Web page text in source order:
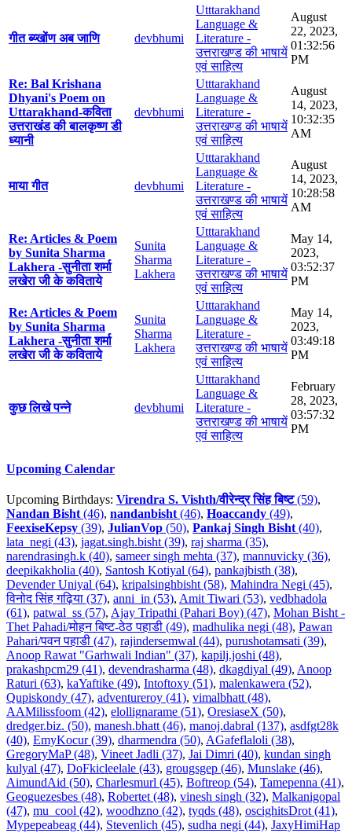
गीत ब्य्खोंण अब जाणि devbhumi
Utttarakhand
Language &
Literature -
उत्तराखण्ड की भाषायें
एवं साहित्य
August
22, 2023,
01:32:56
PM
Re: Bal Krishana
Dhyani's Poem on
Uttarakhand-कविता
उत्तराखंड की बालकृष्ण डी
ध्यानी
devbhumi
Utttarakhand
Language &
Literature -
उत्तराखण्ड की भाषायें
एवं साहित्य
August
14, 2023,
10:32:35
AM
माया गीत devbhumi
Utttarakhand
Language &
Literature -
उत्तराखण्ड की भाषायें
एवं साहित्य
August
14, 2023,
10:28:58
AM
Re: Articles & Poem
by Sunita Sharma
Lakhera -सुनीता शर्मा
लखेरा जी के कविताये
Sunita
Sharma
Lakhera
Utttarakhand
Language &
Literature -
उत्तराखण्ड की भाषायें
एवं साहित्य
May 14,
2023,
03:52:37
PM
Re: Articles & Poem
by Sunita Sharma
Lakhera -सुनीता शर्मा
लखेरा जी के कविताये
Sunita
Sharma
Lakhera
Utttarakhand
Language &
Literature -
उत्तराखण्ड की भाषायें
एवं साहित्य
May 14,
2023,
03:49:18
PM
कुछ लिखे पन्ने devbhumi
Utttarakhand
Language &
Literature -
उत्तराखण्ड की भाषायें
एवं साहित्य
February
28, 2023,
03:57:32
PM
Upcoming Calendar
Upcoming Birthdays: Virendra S. Vishth/वीरेन्द्र सिंह बिष्ट(59),
Nandan Bisht(46), nandanbisht(46), Hoaccandy (49),
FeexiseKepsy (39), JulianVop (50), Pankaj Singh Bisht(40),
lata_negi (43), jagat.singh.bisht (39), raj sharma (35),
narendrasingh.k (40), sameer singh mehta (37), mannuvicky (36),
deepikakholia (40), Santosh Kotiyal (64), pankajbisth (38),
Devender Uniyal (64), kripalsinghbisht (58), Mahindra Negi (45),
विनोद सिंह गढ़िया (37), anni_in (53), Amit Tiwari (53), vedbhadola
(61), patwal_ss (57), Ajay Tripathi (Pahari Boy) (47), Mohan Bisht -
Thet Pahadi/मोहन बिष्ट-ठेठ पहाडी (49), madhulika negi (48), Pawan
Pahari/पवन पहाडी (47), rajindersemwal (44), purushotamsati (39),
Anoop Rawat "Garhwali Indian" (37), kapilj.joshi (48),
prakashpcm29 (41), devendrasharma (48), dkagdiyal (49), Anoop
Raturi (63), kaYaftike (49), Intoftoxy (51), malenkawera (52),
Qupiskondy (47), adventureroy (41), vimalbhatt (48),
AAMilissfoom (42), elollignarame (51), OresiaseX (50),
dredger.biz. (50), manesh.bhatt (46), manoj.dabral (137), asdfgt28k
(40), EmyKocur (39), dharmendra (50), AGafeflaloli (38),
GregoryMaP (48), Vineet Jadli (37), Jai Dimri (40), kundan singh
kulyal (47), DoFkicleelale (43), grougsgep (46), Munslake (46),
AimundAid (50), Charlesmurl (45), Boftreop (54), Tamepenna (41),
Geoguezesbes (48), Robertet (48), vinesh singh (32), Malkanigopal
(47), mu_cool (42), woodhzno (42), tyqds (48), oscighitsDrot (41),
Mypepeabeag (44), Stevenlich (45), sudha negi (44), JaxyHimiHap